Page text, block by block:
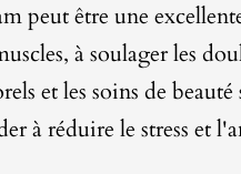
peut être une
à soulager les
et les soins de
à réduire le stress et